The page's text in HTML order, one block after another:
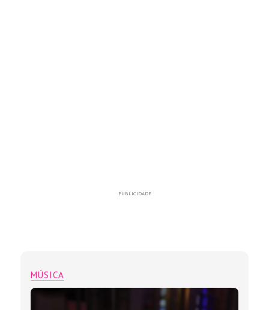
PUBLICIDADE
MÚSICA